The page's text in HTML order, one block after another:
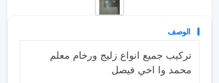
الوصف
تركيب جميع انواع زليج ورخام معلم
محمد وا اخي فيصل